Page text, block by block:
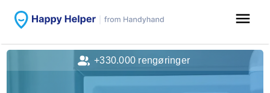
menu
+330.000 rengøringer